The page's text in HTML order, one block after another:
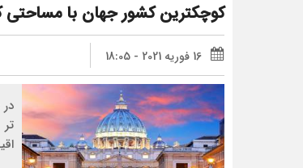
کوچکترین کشور جهان با مساحتی کمتر ۱
16 فوریه 2021 - 18:05